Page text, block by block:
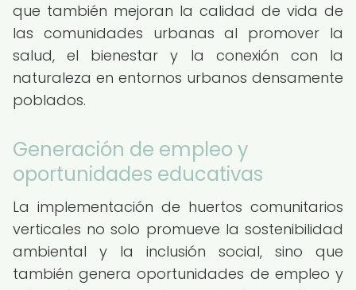
que también mejoran la calidad de vida de
las comunidades urbanas al promover la
salud, el bienestar y la conexión con la
naturaleza en entornos urbanos densamente
poblados.
Generación de empleo y
oportunidades educativas
La implementación de huertos comunitarios
verticales no solo promueve la sostenibilidad
ambiental y la inclusión social, sino que
también genera oportunidades de empleo y